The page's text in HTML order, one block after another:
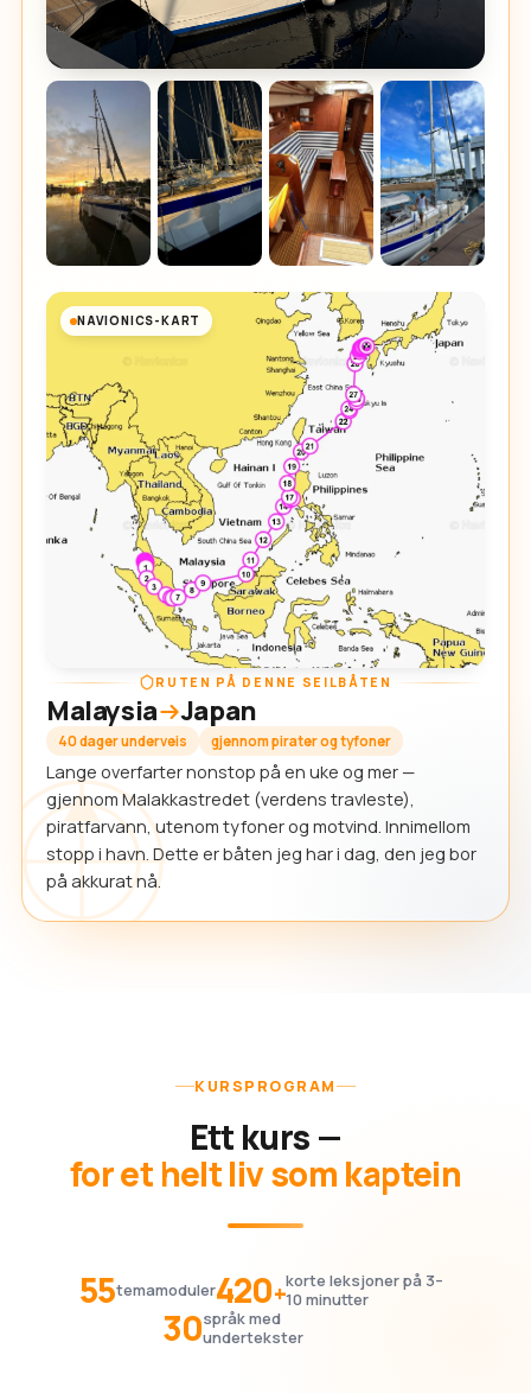
NAVIONICS-KART
RUTEN PÅ DENNE SEILBÅTEN
Malaysia Japan
40 dager underveis gjennom pirater og tyfoner
Lange overfarter nonstop på en uke og mer —
gjennom Malakkastredet (verdens travleste),
piratfarvann, utenom tyfoner og motvind. Innimellom
stopp i havn. Dette er båten jeg har i dag, den jeg bor
på akkurat nå.
KURSPROGRAM
Ett kurs —
for et helt liv som kaptein
55temamoduler420+korte leksjoner på 3–
10 minutter
30språk med
undertekster